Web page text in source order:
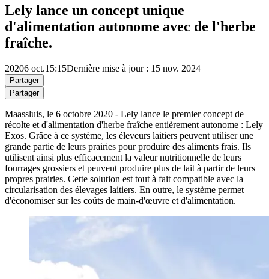
Lely lance un concept unique
d'alimentation autonome avec de l'herbe
fraîche.
20206 oct.15:15Dernière mise à jour : 15 nov. 2024
Partager
Partager
Maassluis, le 6 octobre 2020 - Lely lance le premier concept de
récolte et d'alimentation d'herbe fraîche entièrement autonome : Lely
Exos. Grâce à ce système, les éleveurs laitiers peuvent utiliser une
grande partie de leurs prairies pour produire des aliments frais. Ils
utilisent ainsi plus efficacement la valeur nutritionnelle de leurs
fourrages grossiers et peuvent produire plus de lait à partir de leurs
propres prairies. Cette solution est tout à fait compatible avec la
circularisation des élevages laitiers. En outre, le système permet
d'économiser sur les coûts de main-d'œuvre et d'alimentation.